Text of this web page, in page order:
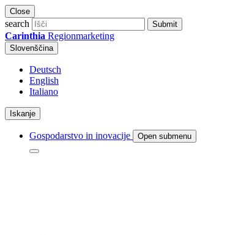
Close
search Submit
Carinthia Regionmarketing
Slovenščina
Deutsch
English
Italiano
Iskanje
Gospodarstvo in inovacije Open submenu